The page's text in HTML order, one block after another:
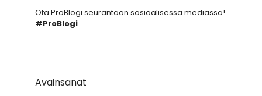
Ota ProBlogi seurantaan sosiaalisessa mediassa!
#ProBlogi
Avainsanat